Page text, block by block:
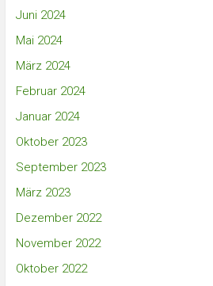
Juni 2024
Mai 2024
März 2024
Februar 2024
Januar 2024
Oktober 2023
September 2023
März 2023
Dezember 2022
November 2022
Oktober 2022